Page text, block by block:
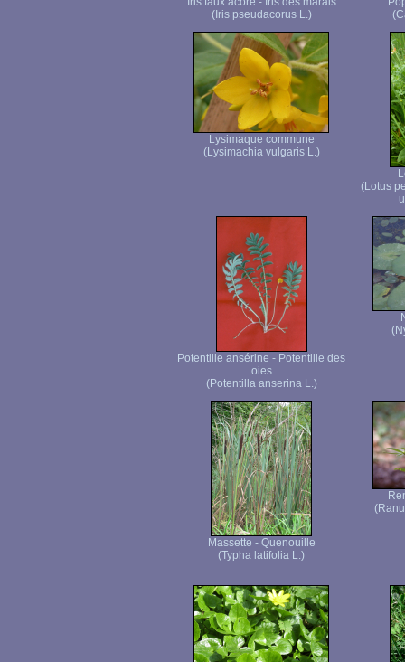
(Iris pseudacorus L.)
Lysimaque commune
(Lysimachia vulgaris L.)
(Lotus
Potentille ansérine - Potentille des
oies
(Potentilla anserina L.)
Massette - Quenouille
(Typha latifolia L.)